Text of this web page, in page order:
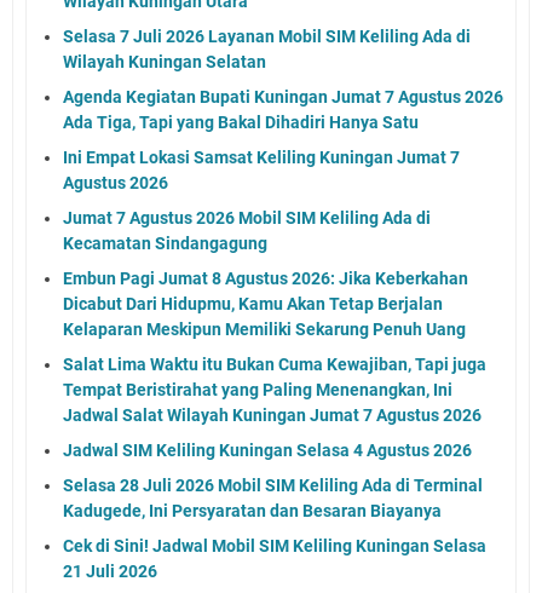
Selasa 7 Juli 2026 Layanan Mobil SIM Keliling Ada di
Wilayah Kuningan Selatan
Agenda Kegiatan Bupati Kuningan Jumat 7 Agustus 2026
Ada Tiga, Tapi yang Bakal Dihadiri Hanya Satu
Ini Empat Lokasi Samsat Keliling Kuningan Jumat 7
Agustus 2026
Jumat 7 Agustus 2026 Mobil SIM Keliling Ada di
Kecamatan Sindangagung
Embun Pagi Jumat 8 Agustus 2026: Jika Keberkahan
Dicabut Dari Hidupmu, Kamu Akan Tetap Berjalan
Kelaparan Meskipun Memiliki Sekarung Penuh Uang
Salat Lima Waktu itu Bukan Cuma Kewajiban, Tapi juga
Tempat Beristirahat yang Paling Menenangkan, Ini
Jadwal Salat Wilayah Kuningan Jumat 7 Agustus 2026
Jadwal SIM Keliling Kuningan Selasa 4 Agustus 2026
Selasa 28 Juli 2026 Mobil SIM Keliling Ada di Terminal
Kadugede, Ini Persyaratan dan Besaran Biayanya
Cek di Sini! Jadwal Mobil SIM Keliling Kuningan Selasa
21 Juli 2026